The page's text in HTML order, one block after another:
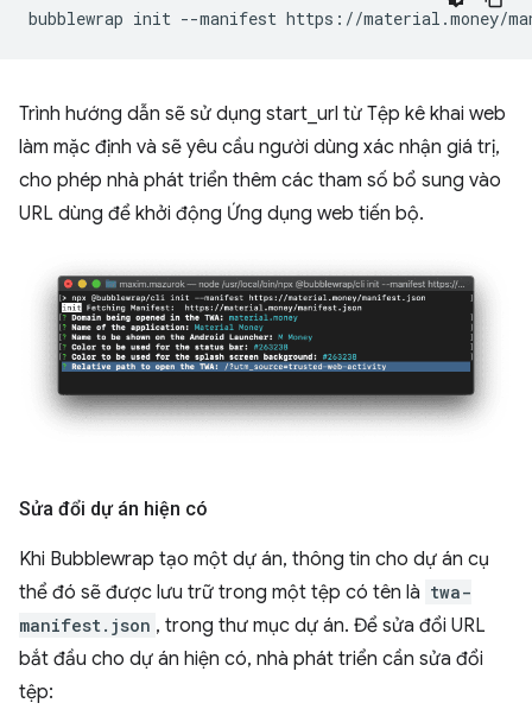
bubblewrap init --manifest
Trình hướng dẫn sẽ sử dụng start_url từ Tệp kê khai web
làm mặc định và sẽ yêu cầu người dùng xác nhận giá trị,
cho phép nhà phát triển thêm các tham số bổ sung vào
URL dùng để khởi động Ứng dụng web tiến bộ.
Sửa đổi dự án hiện có
Khi Bubblewrap tạo một dự án, thông tin cho dự án cụ
thể đó sẽ được lưu trữ trong một tệp có tên là twa-
manifest.json , trong thư mục dự án. Để sửa đổi URL
bắt đầu cho dự án hiện có, nhà phát triển cần sửa đổi
tệp: